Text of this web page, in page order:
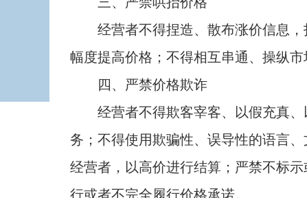
经营者不得捏造、散布涨价信息，
幅度提高价格；不得相互串通、操纵市
四、严禁价格欺诈
经营者不得欺客宰客、以假充真、
务；不得使用欺骗性、误导性的语言
经营者，以高价进行结算；严禁不标
行或者不完全履行价格承诺。